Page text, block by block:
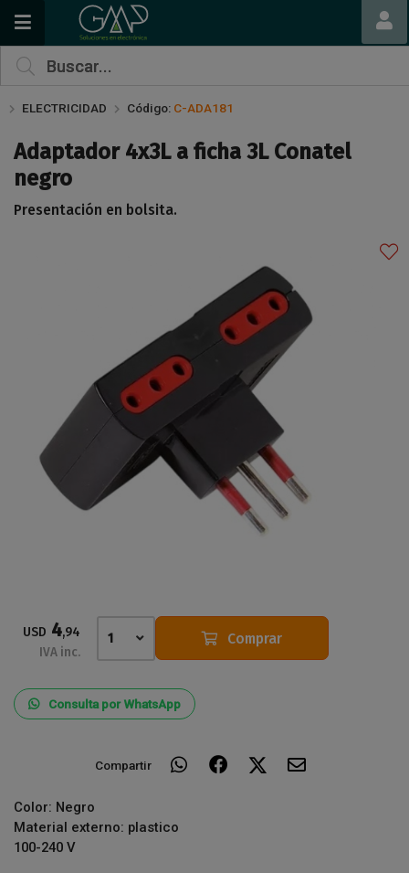
Compartir por email
ELECTRICIDAD Código: C-ADA181
Adaptador 4x3L a ficha 3L Conatel
negro
Presentación en bolsita.
USD 4,94
IVA inc.
1 Comprar
Consulta por WhatsApp
Compartir
Color: Negro
Material externo: plastico
100-240 V